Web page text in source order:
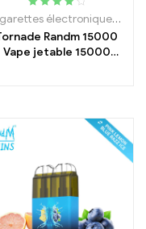
avec nicotine,
Classé
Cigarettes électroniques jetables
Randm 15000
Vape jetable 15000